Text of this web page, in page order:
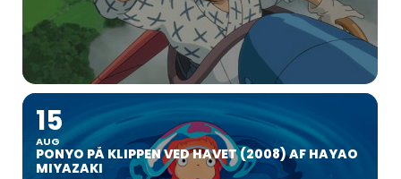
15
AUG
PONYO PÅ KLIPPEN VED HAVET (2008) AF HAYAO
MIYAZAKI